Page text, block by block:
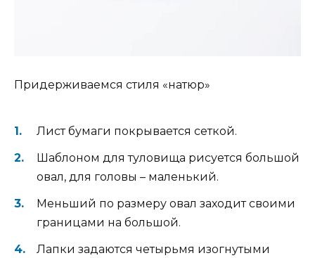
Придерживаемся стиля «натюр»
Лист бумаги покрывается сеткой.
Шаблоном для туловища рисуется большой
овал, для головы – маленький.
Меньший по размеру овал заходит своими
границами на большой.
Лапки задаются четырьмя изогнутыми